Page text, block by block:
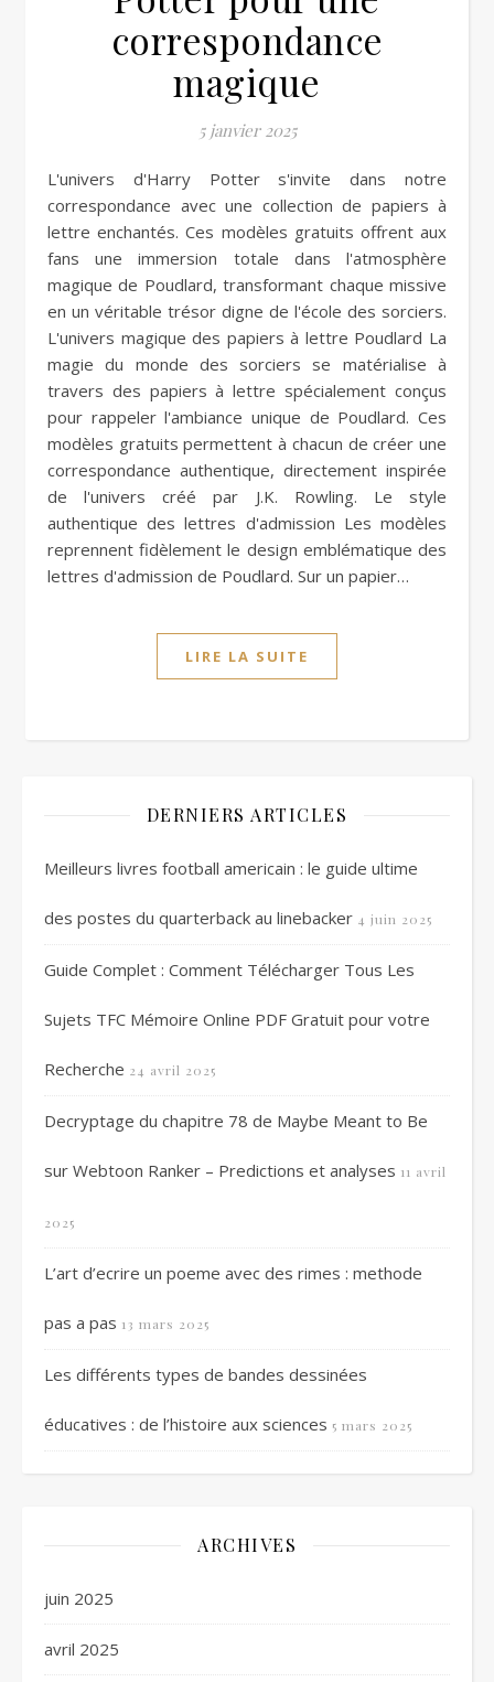
correspondance
magique
5 janvier 2025
L'univers d'Harry Potter s'invite dans notre
correspondance avec une collection de papiers à
lettre enchantés. Ces modèles gratuits offrent aux
fans une immersion totale dans l'atmosphère
magique de Poudlard, transformant chaque missive
en un véritable trésor digne de l'école des sorciers.
L'univers magique des papiers à lettre Poudlard La
magie du monde des sorciers se matérialise à
travers des papiers à lettre spécialement conçus
pour rappeler l'ambiance unique de Poudlard. Ces
modèles gratuits permettent à chacun de créer une
correspondance authentique, directement inspirée
de l'univers créé par J.K. Rowling. Le style
authentique des lettres d'admission Les modèles
reprennent fidèlement le design emblématique des
lettres d'admission de Poudlard. Sur un papier…
LIRE LA SUITE
DERNIERS ARTICLES
Meilleurs livres football americain : le guide ultime
des postes du quarterback au linebacker 4 juin 2025
Guide Complet : Comment Télécharger Tous Les
Sujets TFC Mémoire Online PDF Gratuit pour votre
Recherche 24 avril 2025
Decryptage du chapitre 78 de Maybe Meant to Be
sur Webtoon Ranker – Predictions et analyses 11 avril
2025
L’art d’ecrire un poeme avec des rimes : methode
pas a pas 13 mars 2025
Les différents types de bandes dessinées
éducatives : de l’histoire aux sciences 5 mars 2025
ARCHIVES
juin 2025
avril 2025